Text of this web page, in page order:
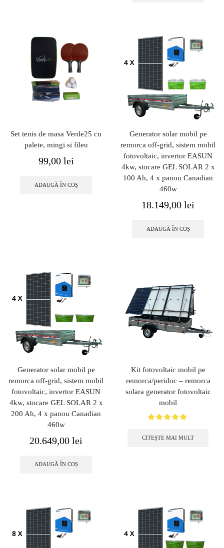
Set tenis de masa Verde25 cu
palete, mingi si fileu
99,00 lei
ADAUGĂ ÎN COȘ
Generator solar mobil pe
remorca off-grid, sistem mobil
fotovoltaic, invertor EASUN
4kw, stocare GEL SOLAR 2 x
100 Ah, 4 x panou Canadian
460w
18.149,00 lei
ADAUGĂ ÎN COȘ
Generator solar mobil pe
remorca off-grid, sistem mobil
fotovoltaic, invertor EASUN
4kw, stocare GEL SOLAR 2 x
200 Ah, 4 x panou Canadian
460w
20.649,00 lei
ADAUGĂ ÎN COȘ
Kit fotovoltaic mobil pe
remorca/peridoc – remorca
solara generator fotovoltaic
mobil
CITEȘTE MAI MULT